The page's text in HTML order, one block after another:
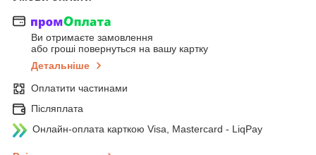
Ви отримаєте замовлення
або гроші повернуться на вашу картку
Детальніше
Оплатити частинами
Післяплата
Онлайн-оплата карткою Visa, Mastercard - LiqPay